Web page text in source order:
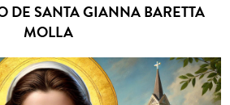
DE SANTA GIANNA BARETTA
MOLLA